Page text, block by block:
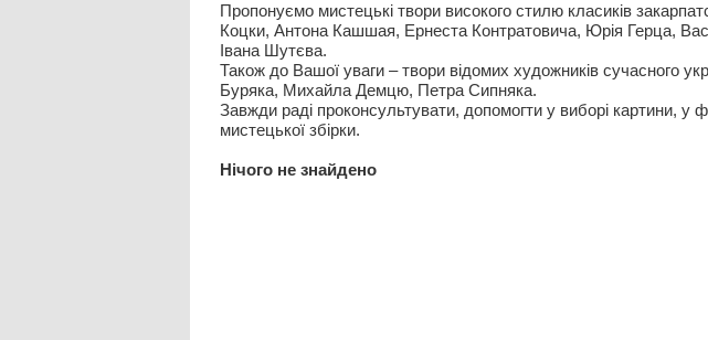
Пропонуємо мистецькі твори високого стилю класиків
Коцки, Антона Кашшая, Ернеста Контратовича, Юрія Герца,
Івана Шутєва.
Також до Вашої уваги – твори відомих художників сучасного
Буряка, Михайла Демцю, Петра Сипняка.
Завжди раді проконсультувати, допомогти у виборі картини, у
мистецької збірки.
Нiчого не знайдено